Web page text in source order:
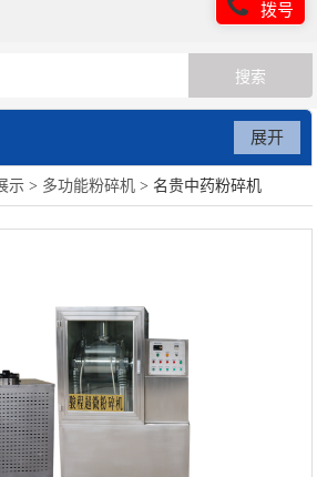
拨号
展开
示 > 多功能粉碎机 > 名贵中药粉碎机